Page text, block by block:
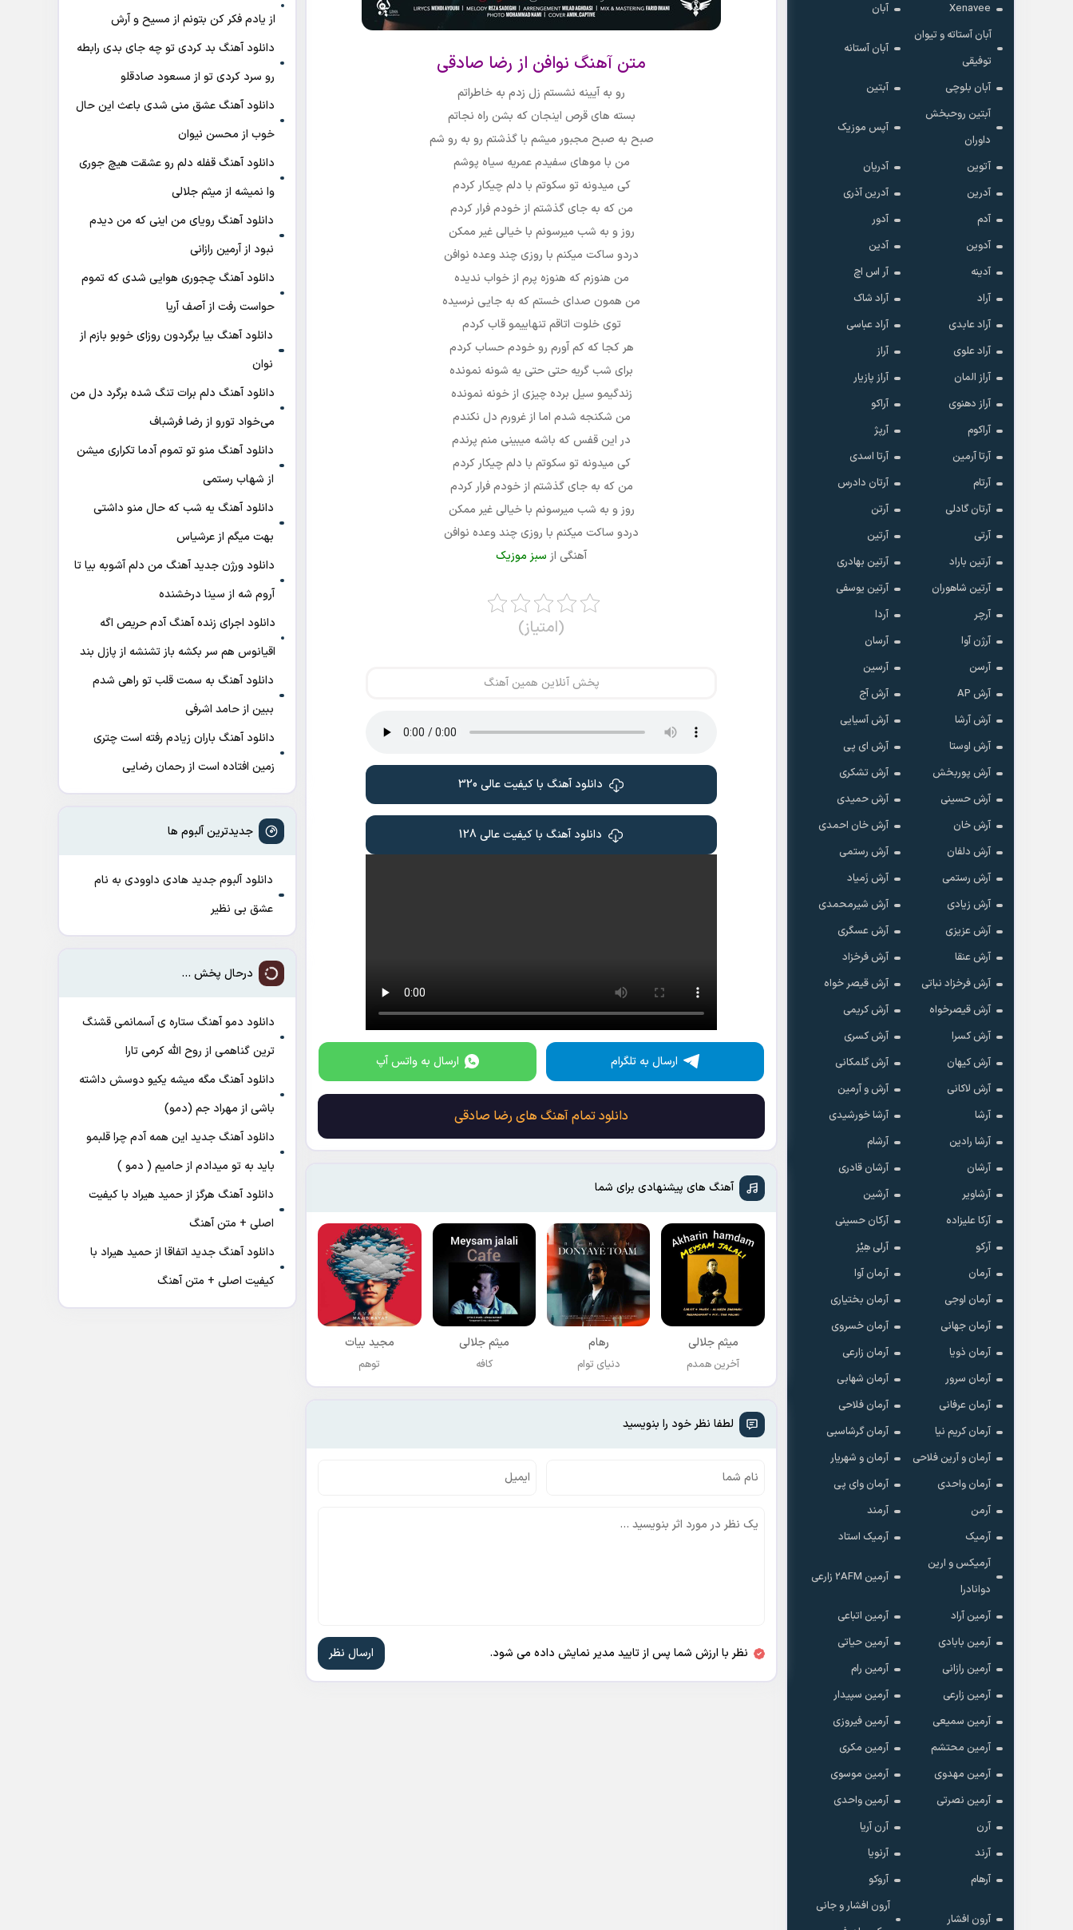
Xenavee
آبان
آبان آستاته و تیوان
توفیقی
آبان آستانه
آبان بلوچی
آبتین
آبتین روحبخش
داوران
آپس موزیک
آتوین
آدریان
آدرین
آدرین آذری
آدم
آدور
آدوین
آدین
آدینه
آر اس اچ
آراد
آراد شاک
آراد عابدی
آراد عباسی
آراد علوی
آراز
آراز المان
آراز پازیار
آراز دهنوی
آراکو
آراکوم
آرپژ
آرتا آرمین
آرتا اسدی
آرتام
آرتان دادرس
آرتان گادلی
آرتن
آرتی
آرتین
آرتین باراد
آرتین بهادری
آرتین شاهوران
آرتین یوسفی
آرچر
آردا
آرژن آوا
آرسان
آرسن
آرسین
آرش AP
آرش آج
آرش آرشا
آرش آسیایی
آرش اوستا
آرش ای پی
آرش پوربخش
آرش تشکری
آرش حسینی
آرش حمیدی
آرش خان
آرش خان احمدی
آرش دلفان
آرش رستمى
آرش رستمی
آرش زَمیاد
آرش زیادی
آرش شیرمحمدی
آرش عزیزی
آرش عسگری
آرش عنقا
آرش فرخزاد
آرش فرخزاد نباتی
آرش قیصر خواه
آرش قیصرخواه
آرش کریمی
آرش کسرا
آرش کسری
آرش کیهان
آرش گلمکانی
آرش لاکانی
آرش و آرمین
آرشا
آرشا خورشیدی
آرشا رادین
آرشام
آرشان
آرشان قادری
آرشاویر
آرشین
آرکا علیزاده
آرکان حسینی
آرکو
آرلی هِیْز
آرمان
آرمان آوا
آرمان اوجی
آرمان بختیاری
آرمان جهانی
آرمان خسروی
آرمان ذویا
آرمان زارعی
آرمان سرور
آرمان شهابی
آرمان عرفانی
آرمان فلاحی
آرمان کریم نیا
آرمان گرشاسبی
آرمان و آرین فلاحی
آرمان و شهریار
آرمان واحدی
آرمان وای پی
آرمن
آرمند
آرمیک
آرمیک استاد
آرمیکس و ارین
دوانادرا
آرمین 2AFM زارعی
آرمین آراد
آرمین اتباعی
آرمین بابادی
آرمین حیاتی
آرمین رازانی
آرمین رام
آرمین زارعی
آرمین سپیدار
آرمین سمیعی
آرمین فیروزی
آرمین محتشم
آرمین مکری
آرمین مهدوی
آرمین موسوی
آرمین نصرتی
آرمین واحدی
آرن
آرن آریا
آرند
آرنویا
آرهام
آروکو
آرون افشار
آرون افشار و جانی
متن آهنگ نوافن از رضا صادقی
رو به آیینه نشستم زل زدم به خاطراتم
بسته های قرص اینجان که بشن راه نجاتم
صبح به صبح مجبور میشم با گذشتم رو به رو شم
من با موهای سفیدم عمریه سیاه پوشم
کی میدونه تو سکوتم با دلم چیکار کردم
من که به جای گذشتم از خودم فرار کردم
روز و به شب میرسونم با خیالی غیر ممکن
دردو ساکت میکنم با روزی چند وعده نوافن
من هنوزم که هنوزه پرم از خواب ندیده
من همون صدای خستم که به جایی نرسیده
توی خلوت اتاقم تنهاییمو قاب کردم
هر کجا که کم آورم رو خودم حساب کردم
برای شب گریه حتی حتی یه شونه نمونده
زندگیمو سیل برده چیزی از خونه نمونده
من شکنجه شدم اما از غرورم دل نکندم
در این قفس که باشه میبینی منم پرندم
کی میدونه تو سکوتم با دلم چیکار کردم
من که به جای گذشتم از خودم فرار کردم
روز و به شب میرسونم با خیالی غیر ممکن
دردو ساکت میکنم با روزی چند وعده نوافن
آهنگی از سبز موزیک
(امتیاز)
پخش آنلاین همین آهنگ
دانلود آهنگ با کیفیت عالی 320
دانلود آهنگ با کیفیت عالی 128
ارسال به تلگرام ارسال به واتس آپ
دانلود تمام آهنگ های رضا صادقی
آهنگ های پیشنهادی برای شما
میثم جلالی
آخرین همدم
رهام
دنیای توام
میثم جلالی
کافه
مجید بیات
توهم
لطفا نظر خود را بنویسید
نظر با ارزش شما پس از تایید مدیر نمایش داده می شود.
از یادم فکر کن بتونم از مسیح و آرش
دانلود آهنگ بد کردی تو چه جای بدی رابطه
رو سرد کردی تو از مسعود صادقلو
دانلود آهنگ عشق منی شدی باعث این حال
خوب از محسن نیوان
دانلود آهنگ قفله دلم رو عشقت هیچ جوری
وا نمیشه از میثم جلالی
دانلود آهنگ رویای من اینی که من دیدم
نبود از آرمین رازانی
دانلود آهنگ ﭼﺠﻮری ﻫﻮاﻳﻰ ﺷﺪی ﻛﻪ ﺗﻤﻮم
ﺣﻮاﺳﺖ رﻓﺖ از آصف آریا
دانلود آهنگ بیا برگردون روزای خوبو بازم از
نوان
دانلود آهنگ دلم برات تنگ شده برگرد دل من
می‌خواد تورو از رضا فرشباف
دانلود آهنگ منو تو تموم آدما تکراری میشن
از شهاب رستمی
دانلود آهنگ ﻳﻪ ﺷﺐ ﻛﻪ ﺣﺎل ﻣﻨﻮ داﺷﺘﻰ
ﺑﻬﺖ میگم از عرشیاس
دانلود ورژن جدید آهنگ من دلم آشوبه بیا تا
آروم شه از سینا درخشنده
دانلود اجرای زنده آهنگ آدم حریص اگه
اقیانوس هم سر بکشه باز تشنشه از پازل بند
دانلود آهنگ به سمت قلب تو راهی شدم
ببین از حامد اشرفی
دانلود آهنگ باران زیادم رفته است چتری
زمین افتاده است از رحمان رضایی
جدیدترین آلبوم ها
دانلود آلبوم جدید هادی داوودی به نام
عشق بی نظیر
درحال پخش ...
دانلود دمو آهنگ ﺳﺘﺎره ی آﺳﻤﺎﻧﻤﻰ ﻗﺸﻨﮓ
ﺗﺮﻳﻦ ﮔﻨﺎﻫﻤﻰ از روح الله کرمی تارا
دانلود آهنگ مگه میشه یکیو دوسش داشته
باشی از مهراد جم (دمو)
دانلود آهنگ جدید این همه آدم چرا قلبمو
باید به تو میدادم از حامیم ( دمو )
دانلود آهنگ هرگز از حمید هیراد با کیفیت
اصلی + متن آهنگ
دانلود آهنگ جدید اتفاقا از حمید هیراد با
کیفیت اصلی + متن آهنگ